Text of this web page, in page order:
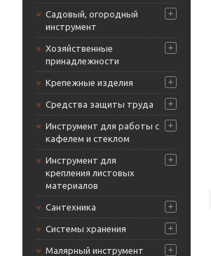
Садовый, огородный
инструмент
Хозяйственные
принадлежности
Крепежные изделия
Средства защиты труда
Инструмент для работы с
кафелем и стеклом
Инструмент для
крепления листовых
материалов
Сантехника
Системы хранения
Малярный инструмент